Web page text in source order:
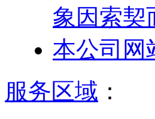
象因索契
本公司网
服务区域 ：